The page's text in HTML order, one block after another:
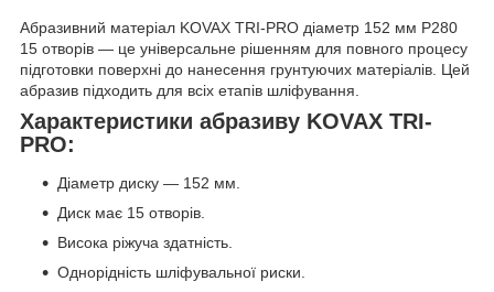
Абразивний матеріал KOVAX TRI-PRO діаметр 152 мм P280
15 отворів — це універсальне рішенням для повного процесу
підготовки поверхні до нанесення грунтуючих матеріалів. Цей
абразив підходить для всіх етапів шліфування.
Характеристики абразиву KOVAX TRI-
PRO:
Діаметр диску — 152 мм.
Диск має 15 отворів.
Висока ріжуча здатність.
Однорідність шліфувальної риски.